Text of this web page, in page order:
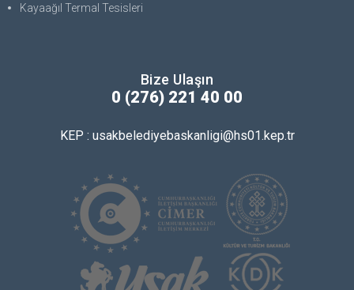
Kayaağıl Termal Tesisleri
Bize Ulaşın
0 (276) 221 40 00
KEP : usakbelediyebaskanligi@hs01.kep.tr